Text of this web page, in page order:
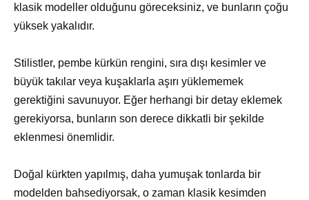
klasik modeller olduğunu göreceksiniz, ve bunların çoğu
yüksek yakalıdır.
Stilistler, pembe kürkün rengini, sıra dışı kesimler ve
büyük takılar veya kuşaklarla aşırı yüklememek
gerektiğini savunuyor. Eğer herhangi bir detay eklemek
gerekiyorsa, bunların son derece dikkatli bir şekilde
eklenmesi önemlidir.
Doğal kürkten yapılmış, daha yumuşak tonlarda bir
modelden bahsediyorsak, o zaman klasik kesimden